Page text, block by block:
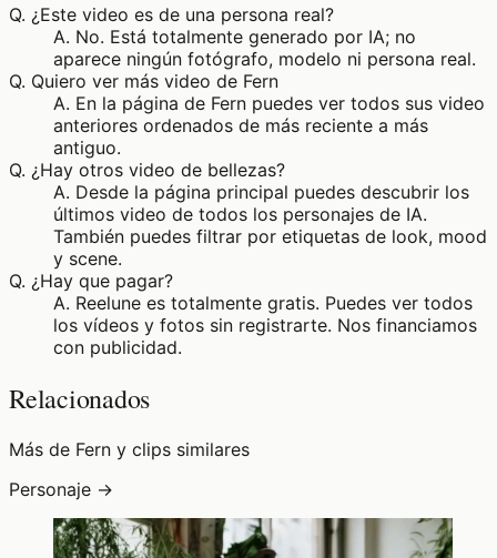
Q. ¿Este video es de una persona real?
A. No. Está totalmente generado por IA; no
aparece ningún fotógrafo, modelo ni persona real.
Q. Quiero ver más video de Fern
A. En la página de Fern puedes ver todos sus video
anteriores ordenados de más reciente a más
antiguo.
Q. ¿Hay otros video de bellezas?
A. Desde la página principal puedes descubrir los
últimos video de todos los personajes de IA.
También puedes filtrar por etiquetas de look, mood
y scene.
Q. ¿Hay que pagar?
A. Reelune es totalmente gratis. Puedes ver todos
los vídeos y fotos sin registrarte. Nos financiamos
con publicidad.
Relacionados
Más de Fern y clips similares
Personaje →